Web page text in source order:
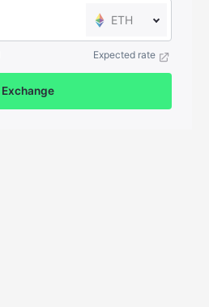
ETH
Expected rate
Exchange